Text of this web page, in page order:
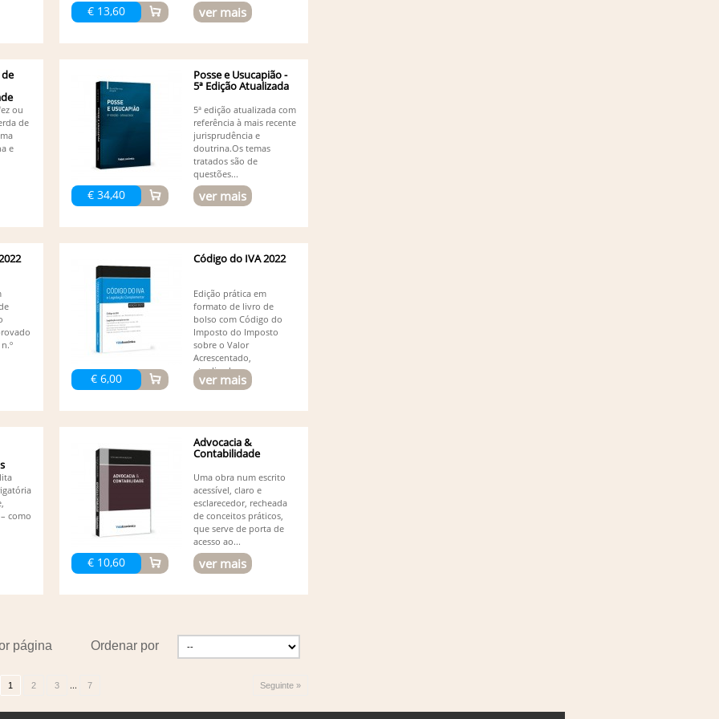
€ 13,60 ver mais
ou
de
e
€ 34,40
Posse e Usucapião -
5ª Edição Atualizada
5ª edição atualizada com
referência à mais recente
jurisprudência e
doutrina.Os temas
tratados são de
questões...
ver mais
€ 6,00
Código do IVA 2022
Edição prática em
formato de livro de
bolso com Código do
Imposto do Imposto
sobre o Valor
Acrescentado,
atualizado...
ver mais
como
€ 10,60
Advocacia &
Contabilidade
Uma obra num escrito
acessível, claro e
esclarecedor, recheada
de conceitos práticos,
que serve de porta de
acesso ao...
ver mais
Ordenar por
página
1 2 3 ... 7 Seguinte »